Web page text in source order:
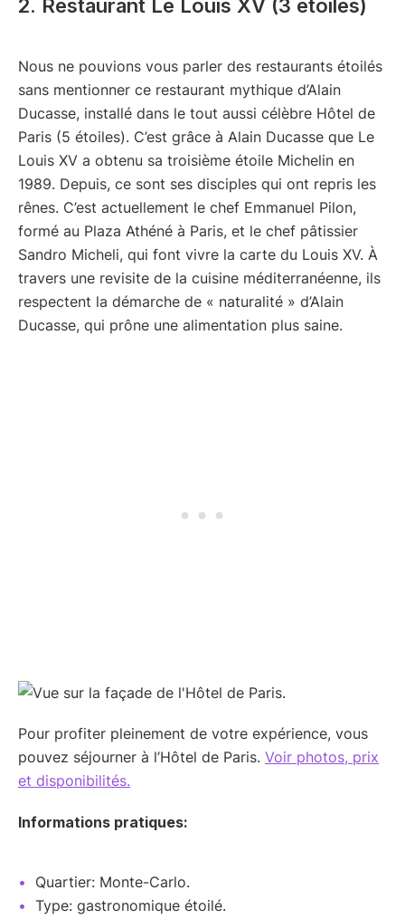
2. Restaurant Le Louis XV (3 étoiles)
Nous ne pouvions vous parler des restaurants étoilés
sans mentionner ce restaurant mythique d’Alain
Ducasse, installé dans le tout aussi célèbre Hôtel de
Paris (5 étoiles). C’est grâce à Alain Ducasse que Le
Louis XV a obtenu sa troisième étoile Michelin en
1989. Depuis, ce sont ses disciples qui ont repris les
rênes. C’est actuellement le chef Emmanuel Pilon,
formé au Plaza Athéné à Paris, et le chef pâtissier
Sandro Micheli, qui font vivre la carte du Louis XV. À
travers une revisite de la cuisine méditerranéenne, ils
respectent la démarche de « naturalité » d’Alain
Ducasse, qui prône une alimentation plus saine.
Pour profiter pleinement de votre expérience, vous
pouvez séjourner à l’Hôtel de Paris. Voir photos, prix
et disponibilités.
Informations pratiques:
Quartier: Monte-Carlo.
Type: gastronomique étoilé.